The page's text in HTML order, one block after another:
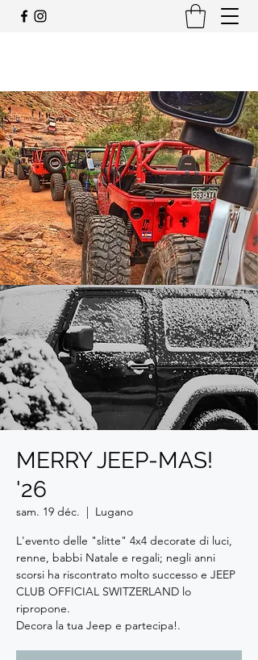
MERRY JEEP-MAS!
'26
sam. 19 déc.
  |
Lugano
L'evento delle "slitte" 4x4 decorate di luci,
renne, babbi Natale e regali; negli anni
scorsi ha riscontrato molto successo e JEEP
CLUB OFFICIAL SWITZERLAND lo
ripropone.
Decora la tua Jeep e partecipa!.